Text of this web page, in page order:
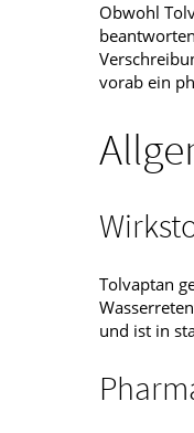
Obwohl
vorab ein
Tolvaptan
und ist in